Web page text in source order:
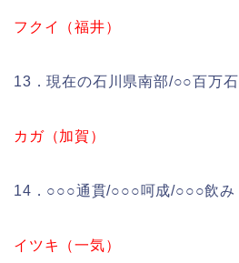
フクイ（福井）
13．現在の石川県南部/○○百万石
カガ（加賀）
14．○○○通貫/○○○呵成/○○○飲み
イツキ（一気）